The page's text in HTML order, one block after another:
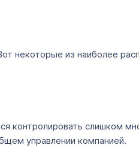
некоторые из наиболее
контролировать слишком
управлении компанией.